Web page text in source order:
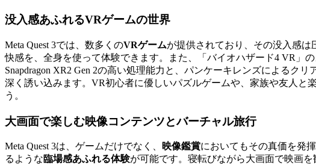
没入感あふれるVRゲームの世界
Meta Quest 3では、数多くのVRゲームが提供されており、その没入感は
快感を、全身を使って体験できます。また、「バイオハザード4 VR」
Snapdragon XR2 Gen 2の高い処理能力と、パンケーキレンズによるク
深く誘い込みます。VR初心者に優しいパズルゲームや、家族や友人と
う。
大画面で楽しむ映像コンテンツとバーチャル旅行
Meta Quest 3は、ゲームだけでなく、 映像鑑賞においてもその真価を発
るような臨場感あふれる体験が可能です。寝転びながら大画面で映画を